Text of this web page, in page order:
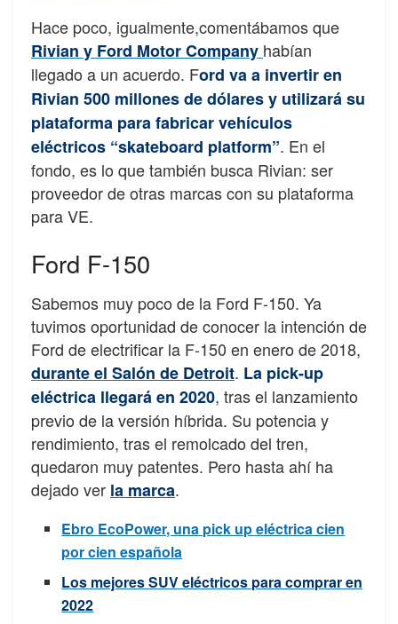
Hace poco, igualmente,comentábamos que
Rivian y Ford Motor Company habían
llegado a un acuerdo. Ford va a invertir en
Rivian 500 millones de dólares y utilizará su
plataforma para fabricar vehículos
eléctricos “skateboard platform”. En el
fondo, es lo que también busca Rivian: ser
proveedor de otras marcas con su plataforma
para VE.
Ford F-150
Sabemos muy poco de la Ford F-150. Ya
tuvimos oportunidad de conocer la intención de
Ford de electrificar la F-150 en enero de 2018,
durante el Salón de Detroit. La pick-up
eléctrica llegará en 2020, tras el lanzamiento
previo de la versión híbrida. Su potencia y
rendimiento, tras el remolcado del tren,
quedaron muy patentes. Pero hasta ahí ha
dejado ver la marca.
Ebro EcoPower, una pick up eléctrica cien
por cien española
Los mejores SUV eléctricos para comprar en
2022